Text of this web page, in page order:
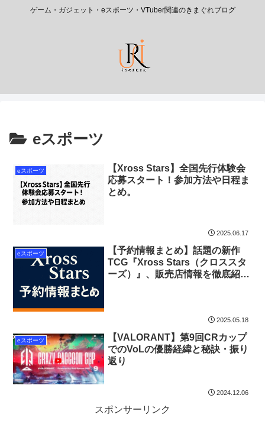
ゲーム・ガジェット・eスポーツ・VTuber関連のきまぐれブログ
eスポーツ
eスポーツ
【Xross Stars】全国先行体験会
応募スタート！参加方法や日程ま
とめ。
2025.06.17
eスポーツ
【予約情報まとめ】話題の新作
TCG『Xross Stars（クロススタ
ーズ）』、販売店情報を徹底紹
2025.05.18
eスポーツ
【VALORANT】第9回CRカップ
でのVoLの優勝経緯と秘訣・振り
返り
2024.12.06
スポンサーリンク